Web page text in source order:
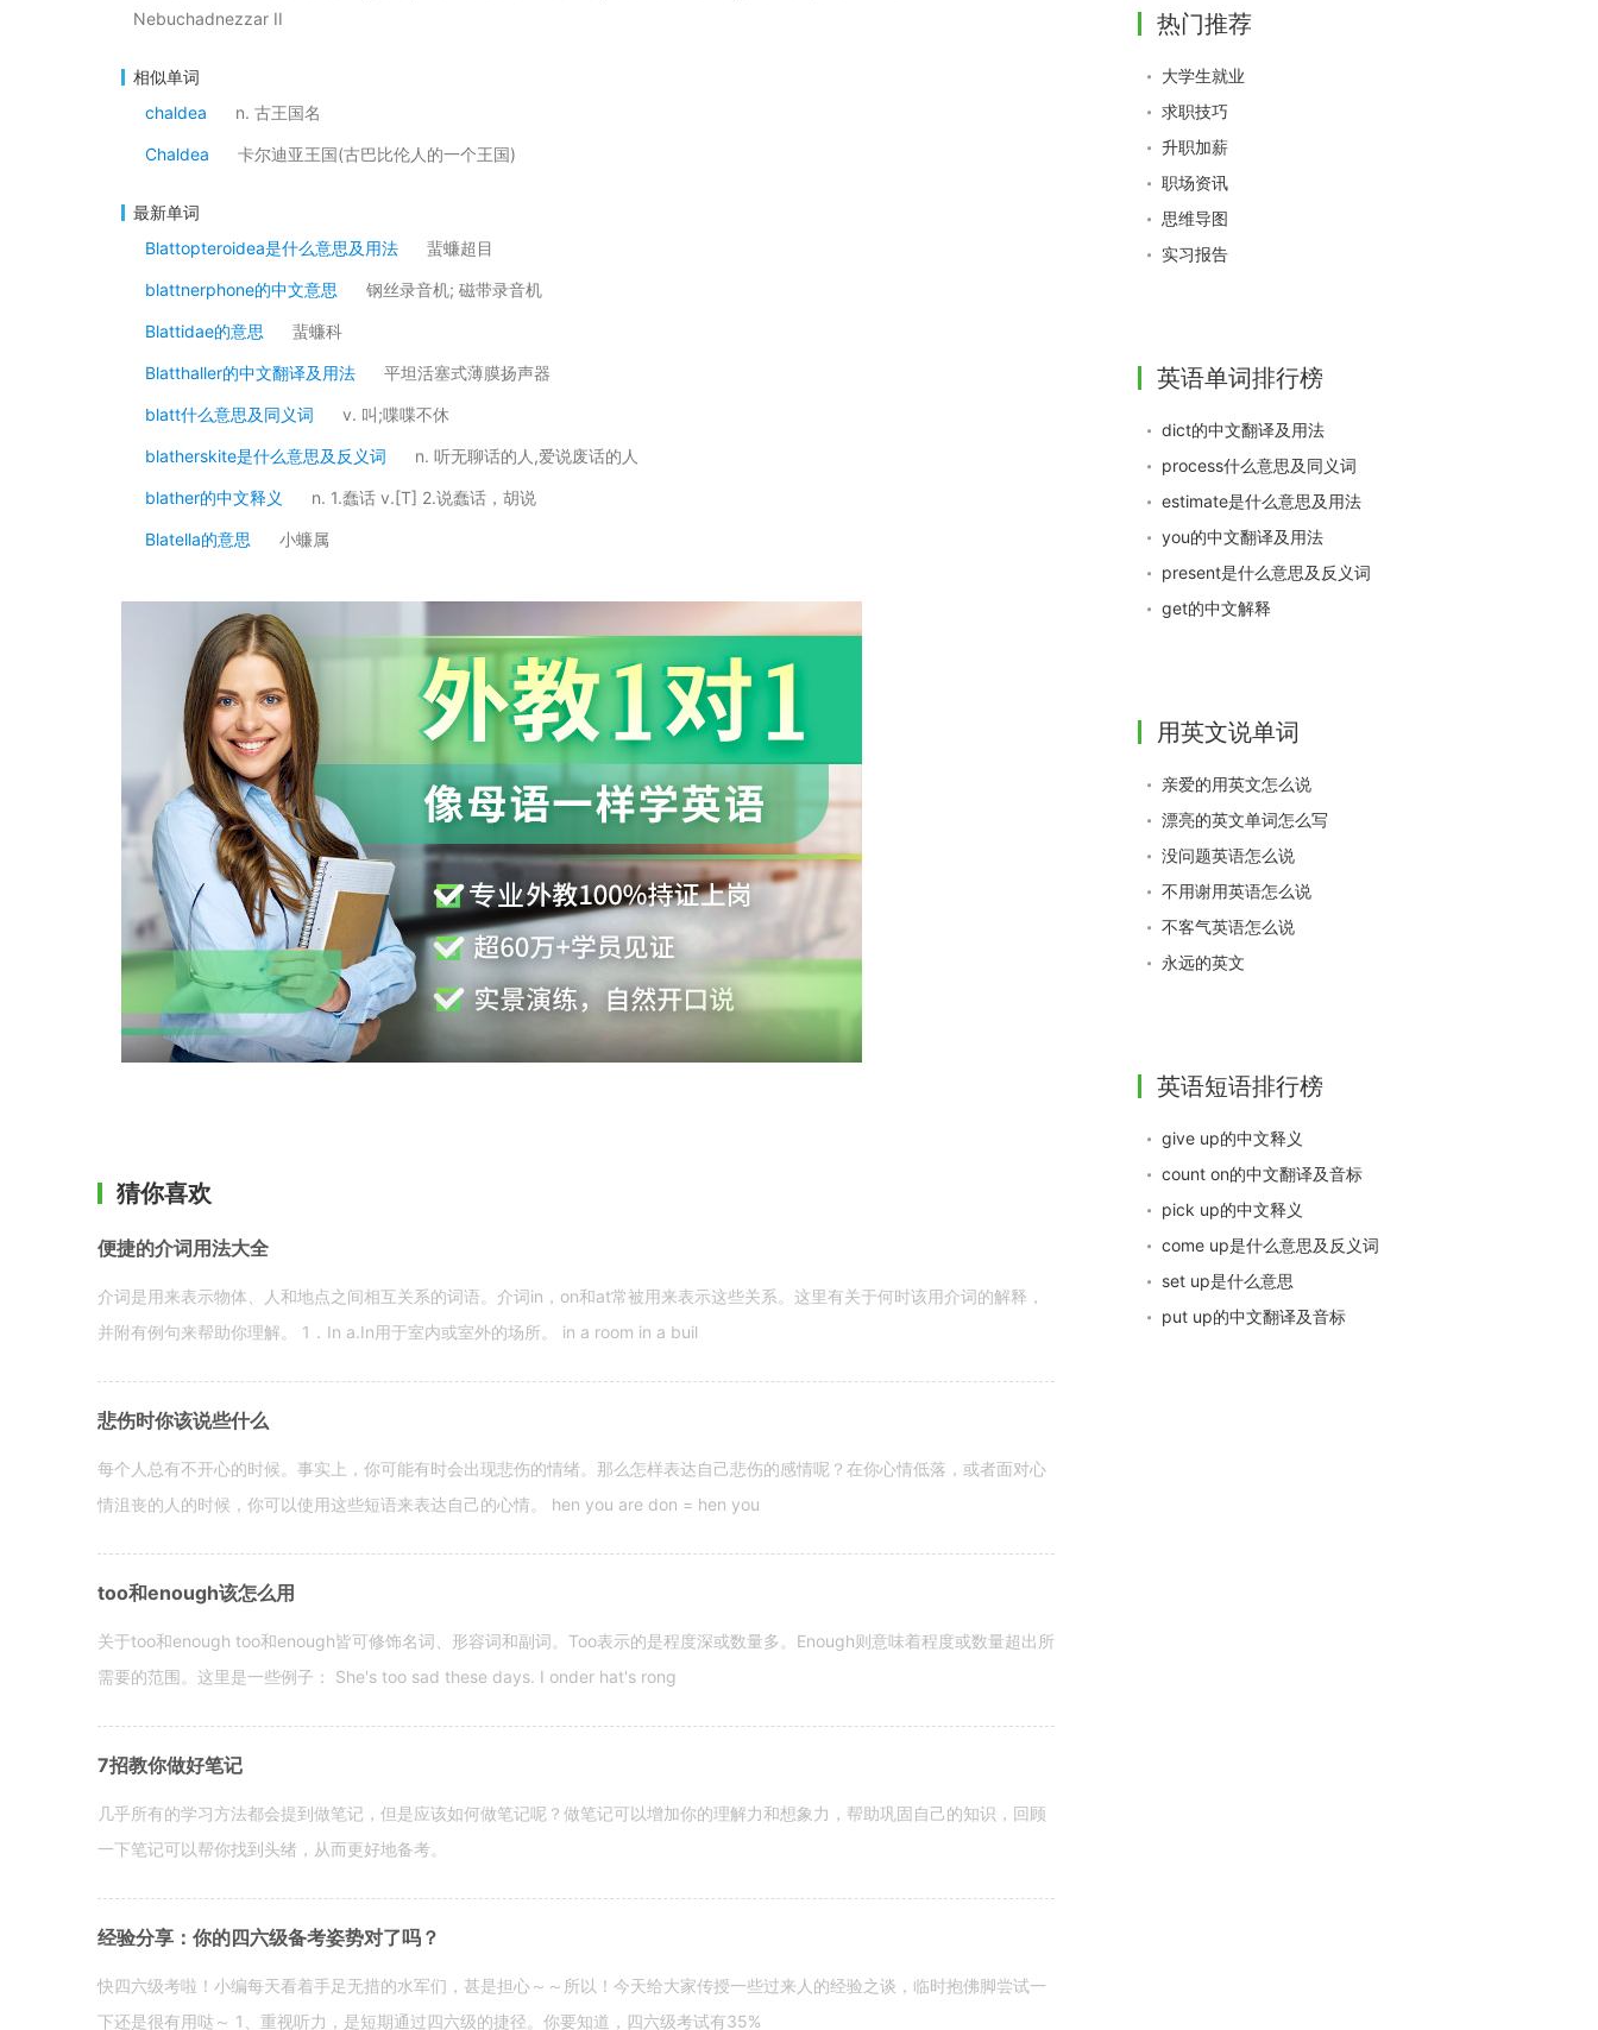
Nebuchadnezzar II
相似单词
chaldea
n. 古王国名
Chaldea 卡尔迪亚王国(古巴比伦人的一个王国)
最新单词
Blattopteroidea是什么意思及用法
蜚蠊超目
blattnerphone的中文意思 钢丝录音机; 磁带录音机
Blattidae的意思 蜚蠊科
Blatthaller的中文翻译及用法 平坦活塞式薄膜扬声器
blatt什么意思及同义词 v. 叫;喋喋不休
blatherskite是什么意思及反义词 n. 听无聊话的人,爱说废话的人
blather的中文释义 n. 1.蠢话 v.[T] 2.说蠢话，胡说
Blatella的意思 小蠊属
猜你喜欢
便捷的介词用法大全
介词是用来表示物体、人和地点之间相互关系的词语。介词in，on和at常被用来表示这些关系。这里有关于何时该用介词的解释，
并附有例句来帮助你理解。 1．In a.In用于室内或室外的场所。 in a room in a buil
悲伤时你该说些什么
每个人总有不开心的时候。事实上，你可能有时会出现悲伤的情绪。那么怎样表达自己悲伤的感情呢？在你心情低落，或者面对心
情沮丧的人的时候，你可以使用这些短语来表达自己的心情。 hen you are don = hen you
too和enough该怎么用
关于too和enough too和enough皆可修饰名词、形容词和副词。Too表示的是程度深或数量多。Enough则意味着程度或数量超出所
需要的范围。这里是一些例子： She's too sad these days. I onder hat's rong
7招教你做好笔记
几乎所有的学习方法都会提到做笔记，但是应该如何做笔记呢？做笔记可以增加你的理解力和想象力，帮助巩固自己的知识，回顾
一下笔记可以帮你找到头绪，从而更好地备考。
经验分享：你的四六级备考姿势对了吗？
快四六级考啦！小编每天看着手足无措的水军们，甚是担心～～所以！今天给大家传授一些过来人的经验之谈，临时抱佛脚尝试一
下还是很有用哒～ 1、重视听力，是短期通过四六级的捷径。你要知道，四六级考试有35%
热门推荐
大学生就业
求职技巧
升职加薪
职场资讯
思维导图
实习报告
英语单词排行榜
dict的中文翻译及用法
process什么意思及同义词
estimate是什么意思及用法
you的中文翻译及用法
present是什么意思及反义词
get的中文解释
用英文说单词
亲爱的用英文怎么说
漂亮的英文单词怎么写
没问题英语怎么说
不用谢用英语怎么说
不客气英语怎么说
永远的英文
英语短语排行榜
give up的中文释义
count on的中文翻译及音标
pick up的中文释义
come up是什么意思及反义词
set up是什么意思
put up的中文翻译及音标